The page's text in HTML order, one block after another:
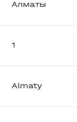
Алматы
1
Almaty